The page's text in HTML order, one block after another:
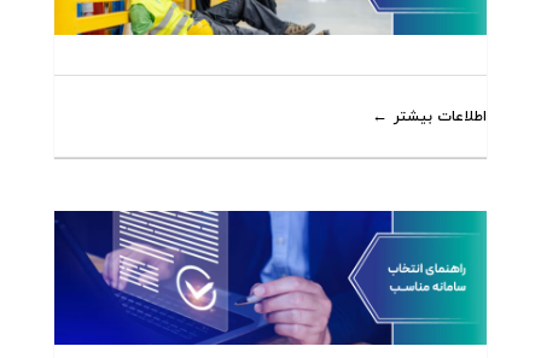
اطلاعات بیشتر